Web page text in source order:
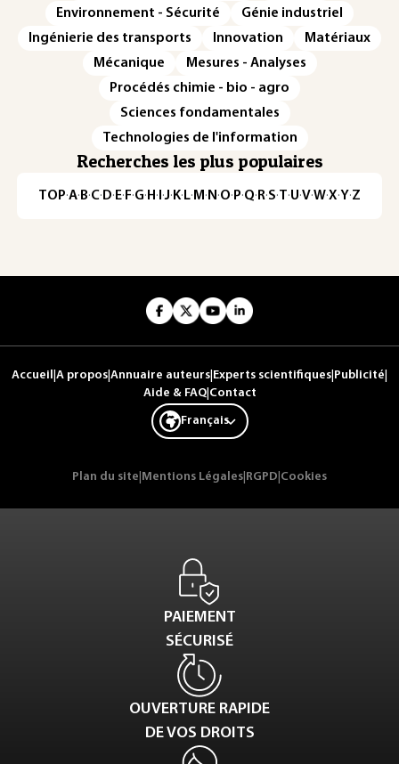
Environnement - Sécurité
Génie industriel
Ingénierie des transports
Innovation
Matériaux
Mécanique
Mesures - Analyses
Procédés chimie - bio - agro
Sciences fondamentales
Technologies de l'information
Recherches les plus populaires
TOP·A·B·C· D· E· F·G· H · ·J· K· L· M · N ·O· P·Q· R·S·T·U·V·W·X·Y·Z
Accueil A propos Annuaire auteurs Experts scientifiques Publicité
Aide & FAQ| Contact
Français
Plan du site Mentions Légales RGPD Cookies
PAIEMENT
SÉCURISÉ
OUVERTURE RAPIDE
DE VOS DROITS